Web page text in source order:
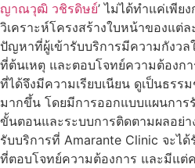
ญาณวุฒิ วชิรดิษย์’ ไม่ได้ทำแค่เพีย
วิเคราะห์โครงสร้างใบหน้าของแต่ล
ปัญหาที่ผู้เข้ารับบริการมีความกังวล
ที่ต้นเหตุ และตอบโจทย์ความต้องกา
ที่ได้จึงมีความเรียบเนียน ดูเป็นธร
มากขึ้น โดยมีการออกแบบแผนการ
ขั้นตอนและระบบการติดตามผลอย่า
รับบริการที่ Amarante Clinic จะไ
ที่ตอบโจทย์ความต้องการ และมีแต่